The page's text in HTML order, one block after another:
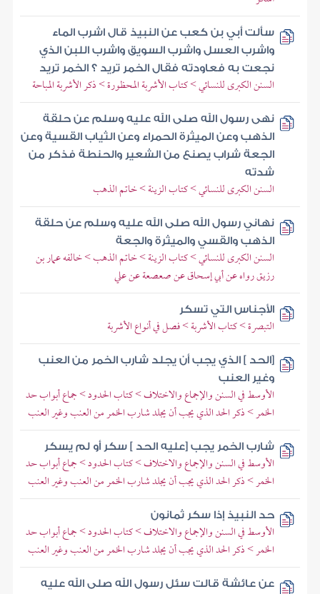
سألت أبي بن كعب عن النبيذ قال اشرب الماء
واشرب العسل واشرب السويق واشرب اللبن الذي
نجعت به فعاودته فقال الخمر تريد ؟ الخمر تريد
السنن الكبرى للنسائي > كتاب الأشربة المحظورة > ذكر الأشربة المباحة
نهى رسول الله صلى الله عليه وسلم عن حلقة
الذهب وعن الميثرة الحمراء وعن الثياب القسية وعن
الجعة شراب يصنع من الشعير والحنطة فذكر من
شدته
السنن الكبرى للنسائي > كتاب الزينة > خاتم الذهب
نهاني رسول الله صلى الله عليه وسلم عن حلقة
الذهب والقسي والميثرة والجعة
السنن الكبرى للنسائي > كتاب الزينة > خاتم الذهب > خالفه عمار بن
رزيق رواه عن أبي إسحاق عن صعصعة عن علي
الأجناس التي تسكر
التبصرة > كتاب الأشربة > فصل في أنواع الأشربة
[الحد ] الذي يجب أن يجلد شارب الخمر من العنب
وغير العنب
الأوسط في السنن والإجماع والاختلاف > كتاب الحدود > جماع أبواب حد
الخمر > ذكر الحد الذي يجب أن يجلد شارب الخمر من العنب وغير العنب
شارب الخمر يجب [عليه الحد ] سكر أو لم يسكر
الأوسط في السنن والإجماع والاختلاف > كتاب الحدود > جماع أبواب حد
الخمر > ذكر الحد الذي يجب أن يجلد شارب الخمر من العنب وغير العنب
حد النبيذ إذا سكر ثمانون
الأوسط في السنن والإجماع والاختلاف > كتاب الحدود > جماع أبواب حد
الخمر > ذكر الحد الذي يجب أن يجلد شارب الخمر من العنب وغير العنب
عن عائشة قالت سئل رسول الله صلى الله عليه